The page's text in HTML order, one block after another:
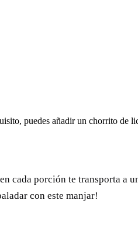
puedes añadir un chorrito de
cada porción te transporta a
con este manjar!